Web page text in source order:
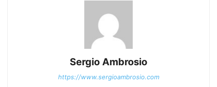
Sergio Ambrosio
https://www.sergioambrosio.com